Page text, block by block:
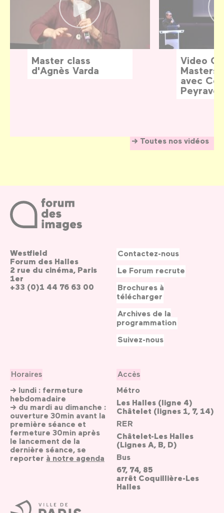
Toutes nos vidéos
Master class
d'Agnès Varda
Video
avec
Ville
Westfield
Forum des Halles
2 rue du cinéma, Paris
1er
+33 (0)1 44 76 63 00
Horaires
→ lundi : fermeture
hebdomadaire
→ du mardi au dimanche :
ouverture 30min avant la
première séance et
fermeture 30min après
le lancement de la
dernière séance, se
reporter à notre agenda
Accès
Métro
Les Halles (ligne 4)
Châtelet (lignes 1, 7, 14)
RER
Châtelet-Les Halles
(Lignes A, B, D)
Bus
67, 74, 85
arrêt Coquillière-Les
Halles
Contactez-nous
Le Forum recrute
Brochures à
télécharger
Archives de la
programmation
Suivez-nous